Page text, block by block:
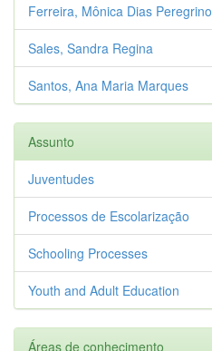
Ferreira, Mônica Dias Peregrino
Sales, Sandra Regina
Santos, Ana Maria Marques
Assunto
Juventudes
Processos de Escolarização
Schooling Processes
Youth and Adult Education
Áreas de conhecimento